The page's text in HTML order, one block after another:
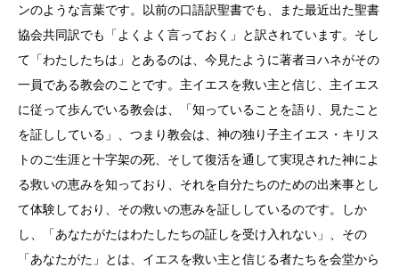
ンのような言葉です。以前の口語訳聖書でも、また最近出た聖書
協会共同訳でも「よくよく言っておく」と訳されています。そし
て「わたしたちは」とあるのは、今見たように著者ヨハネがその
一員である教会のことです。主イエスを救い主と信じ、主イエス
に従って歩んでいる教会は、「知っていることを語り、見たこと
を証ししている」、つまり教会は、神の独り子主イエス・キリス
トのご生涯と十字架の死、そして復活を通して実現された神によ
る救いの恵みを知っており、それを自分たちのための出来事とし
て体験しており、その救いの恵みを証ししているのです。しか
し、「あなたがたはわたしたちの証しを受け入れない」、その
「あなたがた」とは、イエスを救い主と信じる者たちを会堂から